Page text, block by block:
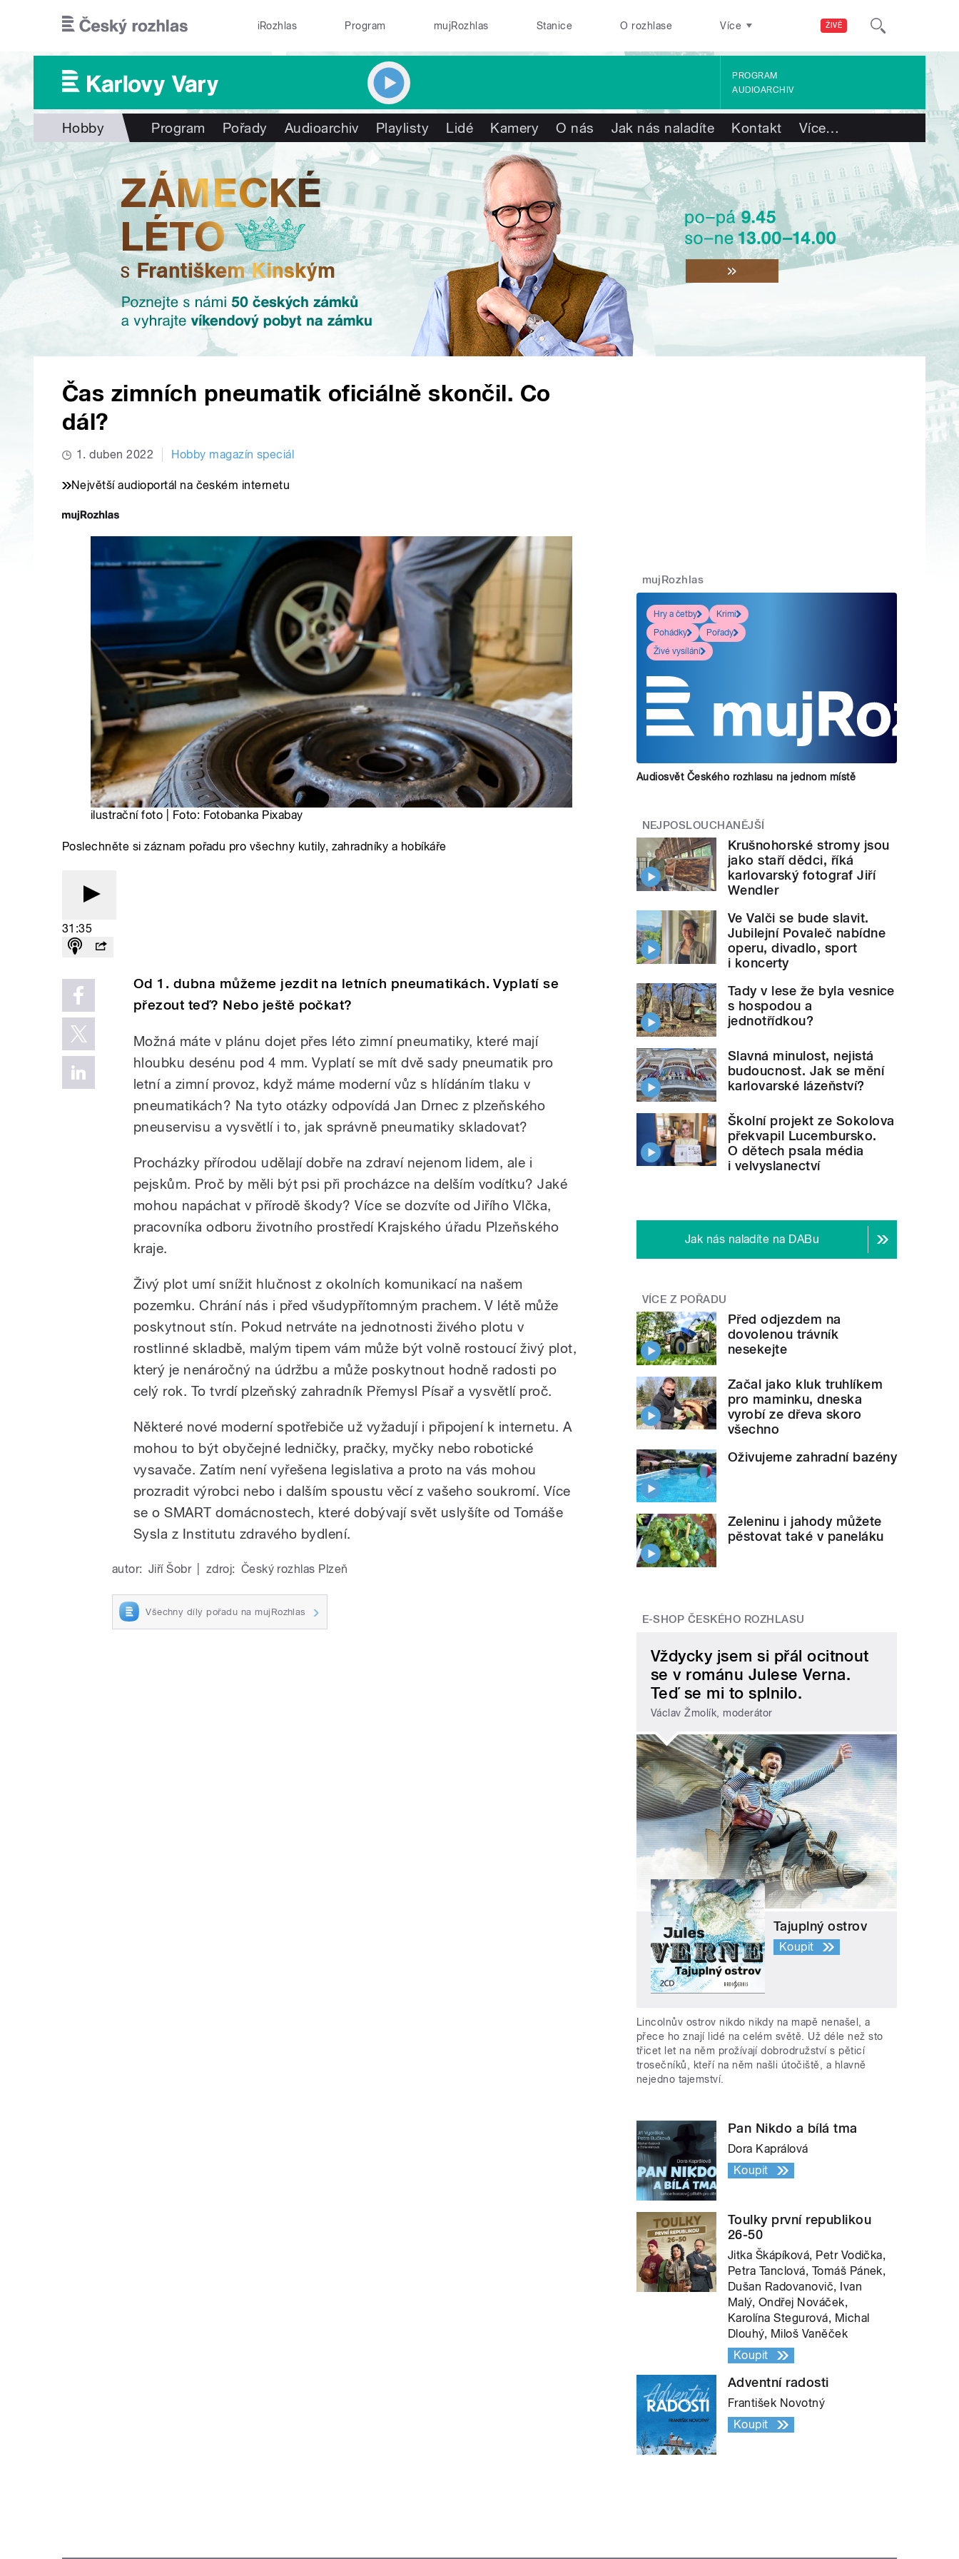
ŽIVĚ
iRozhlas Program mujRozhlas Stanice O rozhlase Více
PROGRAM
AUDIOARCHIV
Hobby Program Pořady Audioarchiv Playlisty Lidé Kamery O nás Jak nás naladíte Kontakt Více…
Čas zimních pneumatik oficiálně skončil. Co
dál?
1. duben 2022 Hobby magazín speciál
Největší audioportál na českém internetu
ilustrační foto | Foto: Fotobanka Pixabay
Poslechněte si záznam pořadu pro všechny kutily, zahradníky a hobíkáře
31:35
Od 1. dubna můžeme jezdit na letních pneumatikách. Vyplatí se
přezout teď? Nebo ještě počkat?
Možná máte v plánu dojet přes léto zimní pneumatiky, které mají
hloubku desénu pod 4 mm. Vyplatí se mít dvě sady pneumatik pro
letní a zimní provoz, když máme moderní vůz s hlídáním tlaku v
pneumatikách? Na tyto otázky odpovídá Jan Drnec z plzeňského
pneuservisu a vysvětlí i to, jak správně pneumatiky skladovat?
Procházky přírodou udělají dobře na zdraví nejenom lidem, ale i
pejskům. Proč by měli být psi při procházce na delším vodítku? Jaké
mohou napáchat v přírodě škody? Více se dozvíte od Jiřího Vlčka,
pracovníka odboru životního prostředí Krajského úřadu Plzeňského
kraje.
Živý plot umí snížit hlučnost z okolních komunikací na našem
pozemku. Chrání nás i před všudypřítomným prachem. V létě může
poskytnout stín. Pokud netrváte na jednotnosti živého plotu v
rostlinné skladbě, malým tipem vám může být volně rostoucí živý plot,
který je nenáročný na údržbu a může poskytnout hodně radosti po
celý rok. To tvrdí plzeňský zahradník Přemysl Písař a vysvětlí proč.
Některé nové moderní spotřebiče už vyžadují i připojení k internetu. A
mohou to být obyčejné ledničky, pračky, myčky nebo robotické
vysavače. Zatím není vyřešena legislativa a proto na vás mohou
prozradit výrobci nebo i dalším spoustu věcí z vašeho soukromí. Více
se o SMART domácnostech, které dobývají svět uslyšíte od Tomáše
Sysla z Institutu zdravého bydlení.
autor: Jiří Šobr zdroj: Český rozhlas Plzeň
Všechny díly pořadu na mujRozhlas
mujRozhlas
Hry a četby
Krimi
Pohádky
Pořady
Živé vysílání
Audiosvět Českého rozhlasu na jednom místě
NEJPOSLOUCHANĚJŠÍ
Krušnohorské stromy jsou
jako staří dědci, říká
karlovarský fotograf Jiří
Wendler
Ve Valči se bude slavit.
Jubilejní Povaleč nabídne
operu, divadlo, sport
i koncerty
Tady v lese že byla vesnice
s hospodou a
jednotřídkou?
Slavná minulost, nejistá
budoucnost. Jak se mění
karlovarské lázeňství?
Školní projekt ze Sokolova
překvapil Lucembursko.
O dětech psala média
i velvyslanectví
Jak nás naladíte na DABu
VÍCE Z POŘADU
Před odjezdem na
dovolenou trávník
nesekejte
Začal jako kluk truhlíkem
pro maminku, dneska
vyrobí ze dřeva skoro
všechno
Oživujeme zahradní bazény
Zeleninu i jahody můžete
pěstovat také v paneláku
E-SHOP ČESKÉHO ROZHLASU
Vždycky jsem si přál ocitnout
se v románu Julese Verna.
Teď se mi to splnilo.
Václav Žmolík, moderátor
Tajuplný ostrov
Koupit
Lincolnův ostrov nikdo nikdy na mapě nenašel, a
přece ho znají lidé na celém světě. Už déle než sto
třicet let na něm prožívají dobrodružství s pěticí
trosečníků, kteří na něm našli útočiště, a hlavně
nejedno tajemství.
Pan Nikdo a bílá tma
Dora Kaprálová
Koupit
Toulky první republikou
26-50
Jitka Škápíková, Petr Vodička,
Petra Tanclová, Tomáš Pánek,
Dušan Radovanovič, Ivan
Malý, Ondřej Nováček,
Karolína Stegurová, Michal
Dlouhý, Miloš Vaněček
Koupit
Adventní radosti
František Novotný
Koupit